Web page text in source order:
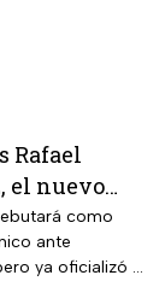
Rafael
el nuevo
de la
Mexicana
como
ante
ya oficializó la